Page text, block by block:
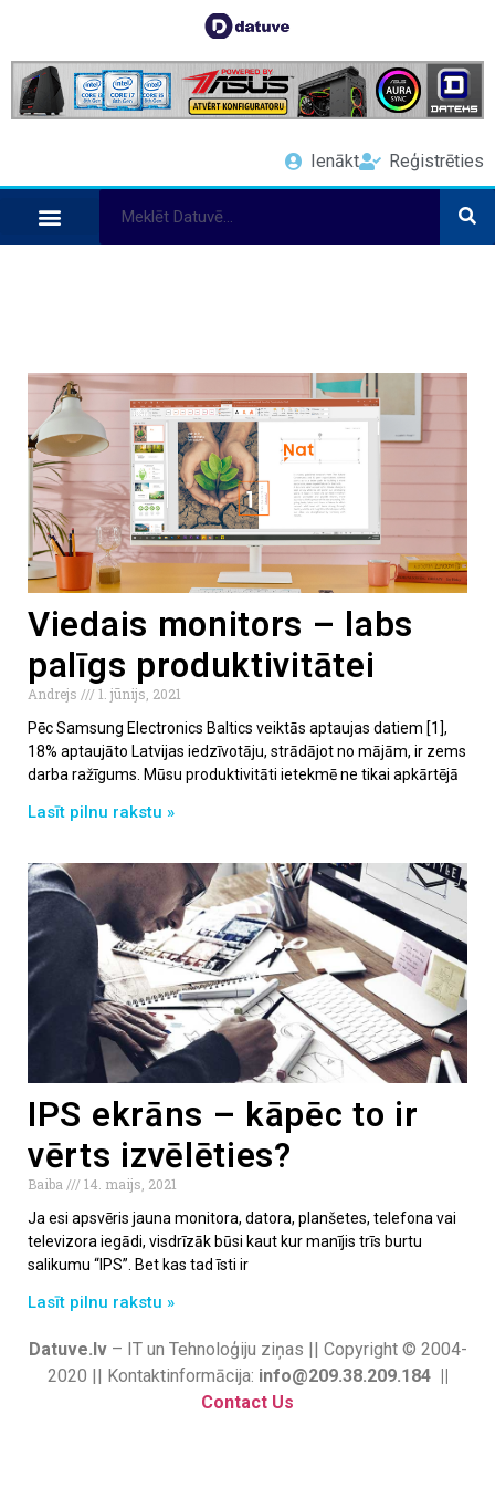
Ienākt Reģistrēties
Viedais monitors – labs
palīgs produktivitātei
Andrejs
1. jūnijs, 2021
Pēc Samsung Electronics Baltics veiktās aptaujas datiem [1],
18% aptaujāto Latvijas iedzīvotāju, strādājot no mājām, ir zems
darba ražīgums. Mūsu produktivitāti ietekmē ne tikai apkārtējā
Lasīt pilnu rakstu »
IPS ekrāns – kāpēc to ir
vērts izvēlēties?
Baiba
14. maijs, 2021
Ja esi apsvēris jauna monitora, datora, planšetes, telefona vai
televizora iegādi, visdrīzāk būsi kaut kur manījis trīs burtu
salikumu “IPS”. Bet kas tad īsti ir
Lasīt pilnu rakstu »
Datuve.lv– IT un Tehnoloģiju ziņas || Copyright © 2004-
2020 || Kontaktinformācija: info@209.38.209.184 ||
Contact Us